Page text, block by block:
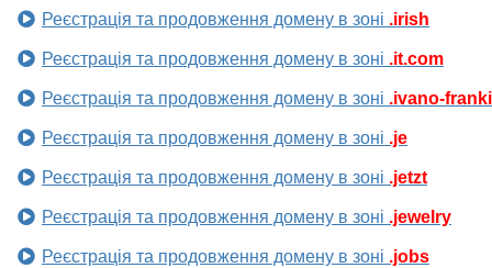
Реєстрація та продовження домену в зоні .irish
Реєстрація та продовження домену в зоні .it.com
Реєстрація та продовження домену в зоні .ivano-
Реєстрація та продовження домену в зоні .je
Реєстрація та продовження домену в зоні .jetzt
Реєстрація та продовження домену в зоні .jewelry
Реєстрація та продовження домену в зоні .jobs